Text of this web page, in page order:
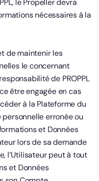
le Propeller devra
nécessaires à la
de maintenir les
le concernant
de PROPPL
être engagée en cas
à la Plateforme du
erronée ou
et Données
lors de sa demande
l’Utilisateur peut à tout
et Données